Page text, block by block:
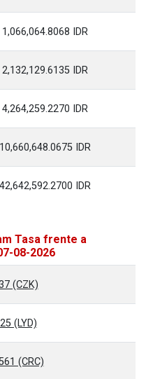
1,066,064.8068 IDR
2,132,129.6135 IDR
4,264,259.2270 IDR
10,660,648.0675 IDR
42,642,592.2700 IDR
Tasa frente a
08-2026
(CZK)
(LYD)
(CRC)